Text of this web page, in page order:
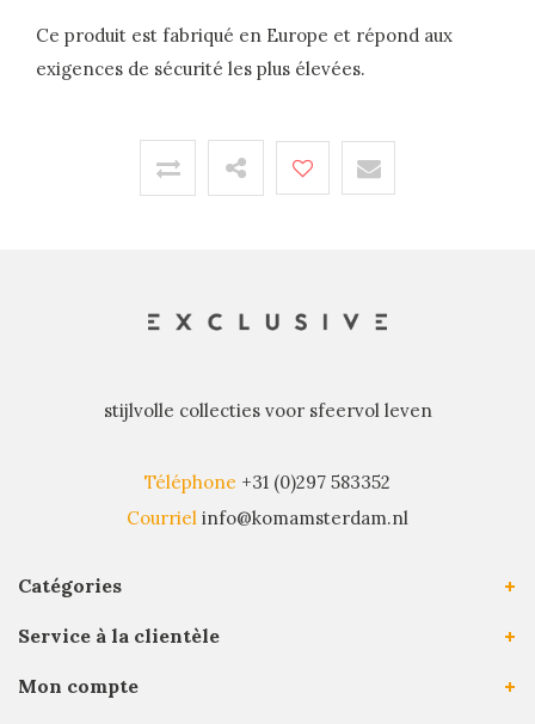
Ce produit est fabriqué en Europe et répond aux
exigences de sécurité les plus élevées.
stijlvolle collecties voor sfeervol leven
Téléphone +31 (0)297 583352
Courriel info@komamsterdam.nl
Catégories
Service à la clientèle
Mon compte